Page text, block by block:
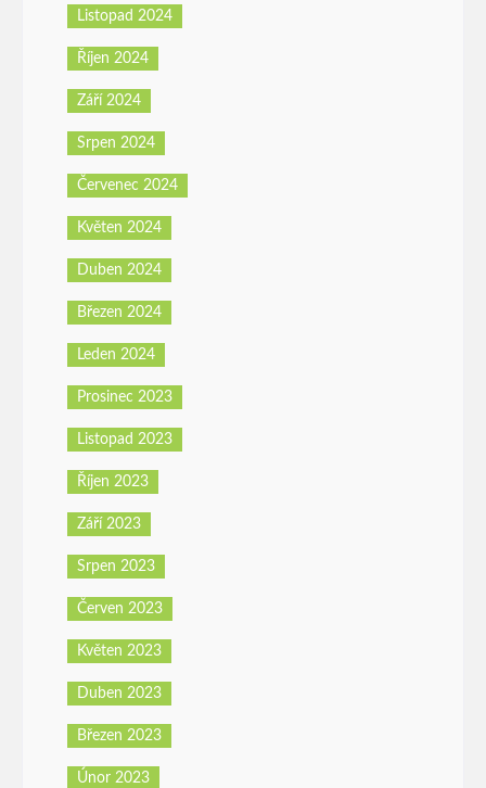
Listopad 2024
Říjen 2024
Září 2024
Srpen 2024
Červenec 2024
Květen 2024
Duben 2024
Březen 2024
Leden 2024
Prosinec 2023
Listopad 2023
Říjen 2023
Září 2023
Srpen 2023
Červen 2023
Květen 2023
Duben 2023
Březen 2023
Únor 2023